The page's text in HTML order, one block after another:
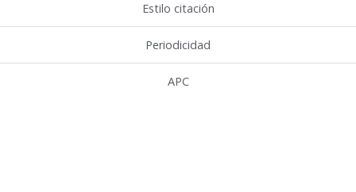
Estilo citación
Periodicidad
APC